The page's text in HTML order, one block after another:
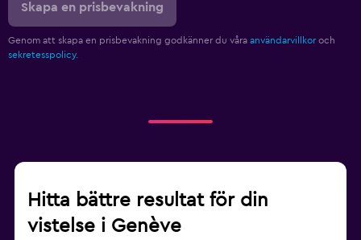
Skapa en prisbevakning
Genom att skapa en prisbevakning godkänner du våra användarvillkor och
sekretesspolicy.
Hitta bättre resultat för din
vistelse i Genève